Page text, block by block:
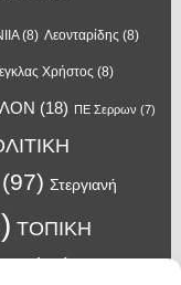
(8) Λεονταρίδης (8)
Χρήστος (8)
(18) ΠΕ Σερρων (7)
(97) Στεργιανή
ΤΟΠΙΚΗ
(63)